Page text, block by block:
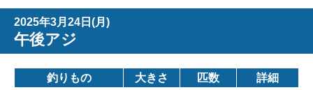
2025年3月24日(月)
午後アジ
釣りもの 大きさ 匹数
詳細